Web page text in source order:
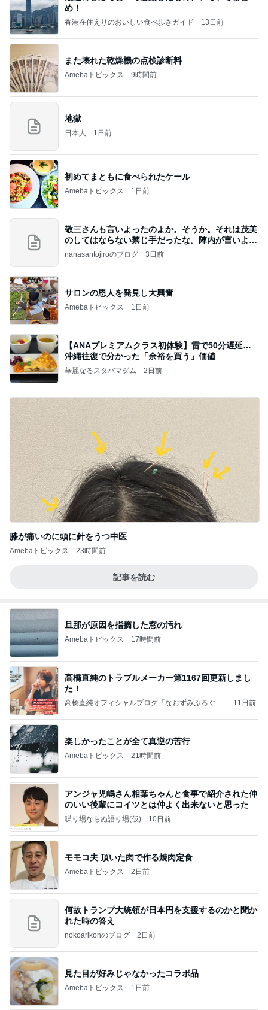
め！
香港在住えりのおいしい食べ歩きガイド 13日前
また壊れた乾燥機の点検診断料
Amebaトピックス 9時間前
地獄
日本人 1日前
初めてまともに食べられたケール
Amebaトピックス 1日前
敬三さんも言いよったのよか。そうか。それは茂美
のしてはならない禁じ手だったな。陣内が言いよる
のよ
nanasantojiroのブログ 3日前
サロンの恩人を発見し大興奮
Amebaトピックス 1日前
【ANAプレミアムクラス初体験】雷で50分遅延…
沖縄往復で分かった「余裕を買う」価値
華麗なるスタバマダム 2日前
膝が痛いのに頭に針をうつ中医
Amebaトピックス 23時間前
記事を読む
旦那が原因を指摘した窓の汚れ
Amebaトピックス 17時間前
高橋直純のトラブルメーカー第1167回更新しまし
た！
高橋直純オフィシャルブログ「なおずみぶろぐ」
11日前
楽しかったことが全て真逆の苦行
Amebaトピックス 21時間前
アンジャ児嶋さん相葉ちゃんと食事で紹介された仲
のいい後輩にコイツとは仲よく出来ないと思った
喋り場ならぬ語り場(仮) 10日前
モモコ夫 頂いた肉で作る焼肉定食
Amebaトピックス 2日前
何故トランプ大統領が日本円を支援するのかと聞か
れた時の答え
nokoarikonのブログ 2日前
見た目が好みじゃなかったコラボ品
Amebaトピックス 1日前